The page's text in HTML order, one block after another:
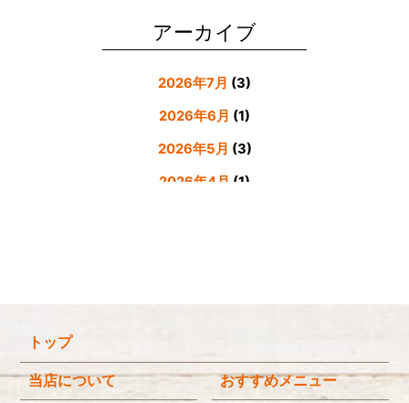
アーカイブ
2026年7月 (3)
2026年6月 (1)
2026年5月 (3)
2026年4月 (1)
2025年9月(3)
トップ
当店について おすすめメニュー